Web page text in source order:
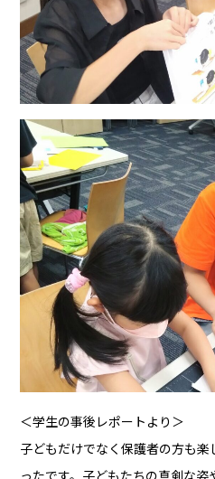
＜学生の事後レポートより＞
子どもだけでなく保護者の方も
ったです。子どもたちの真剣な